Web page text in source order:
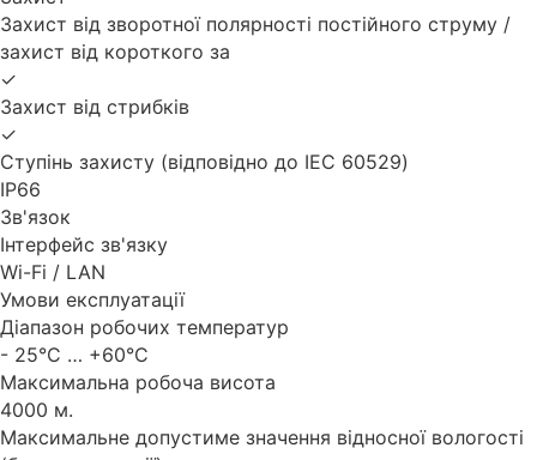
Захист від зворотної полярності постійного струму /
захист від короткого за
✓
Захист від стрибків
✓
Ступінь захисту (відповідно до IEC 60529)
IP66
Зв'язок
Інтерфейс зв'язку
Wi-Fi / LAN
Умови експлуатації
Діапазон робочих температур
- 25°C … +60°C
Максимальна робоча висота
4000 м.
Максимальне допустиме значення відносної вологості